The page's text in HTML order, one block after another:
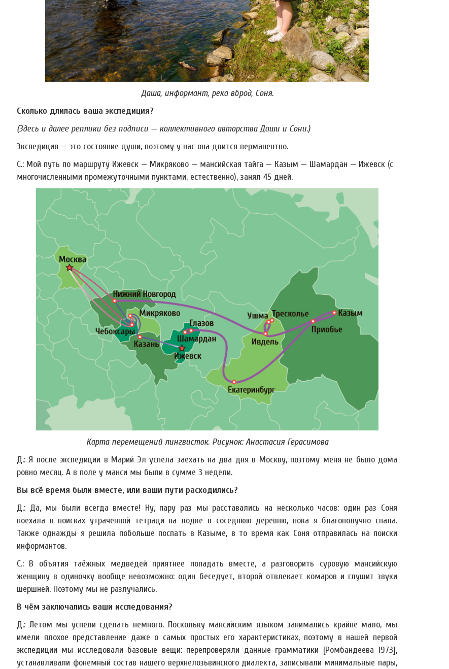
Даша, информант, река вброд, Соня.
Сколько длилась ваша экспедиция?
(Здесь и далее реплики без подписи — коллективного авторства Даши и Сони.)
Экспедиция — это состояние души, поэтому у нас она длится перманентно.
С.: Мой путь по маршруту Ижевск — Микряково — мансийская тайга — Казым — Шамардан — Ижевск (с
многочисленными промежуточными пунктами, естественно), занял 45 дней.
Карта перемещений лингвисток. Рисунок: Анастасия Герасимова
Д.: Я после экспедиции в Марий Эл успела заехать на два дня в Москву, поэтому меня не было дома
ровно месяц. А в поле у манси мы были в сумме 3 недели.
Вы всё время были вместе, или ваши пути расходились?
Д.: Да, мы были всегда вместе! Ну, пару раз мы расставались на несколько часов: один раз Соня
поехала в поисках утраченной тетради на лодке в соседнюю деревню, пока я благополучно спала.
Также однажды я решила побольше поспать в Казыме, в то время как Соня отправилась на поиски
информантов.
С.: В объятия таёжных медведей приятнее попадать вместе, а разговорить суровую мансийскую
женщину в одиночку вообще невозможно: один беседует, второй отвлекает комаров и глушит звуки
шершней. Поэтому мы не разлучались.
В чём заключались ваши исследования?
Д.: Летом мы успели сделать немного. Поскольку мансийским языком занимались крайне мало, мы
имели плохое представление даже о самых простых его характеристиках, поэтому в нашей первой
экспедиции мы исследовали базовые вещи: перепроверяли данные грамматики [Ромбандеева 1973],
устанавливали фонемный состав нашего верхнелозьвинского диалекта, записывали минимальные пары,